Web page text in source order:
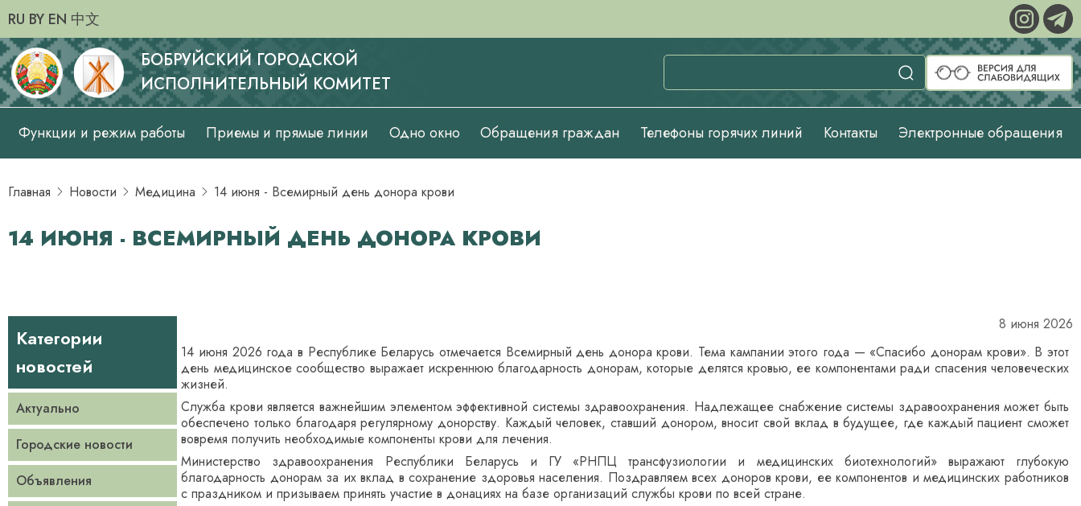
RU BY EN 中文
БОБРУЙСКИЙ ГОРОДСКОЙ
ИСПОЛНИТЕЛЬНЫЙ КОМИТЕТ
Основная
навигация
Функции и режим работы Приемы и прямые линии Одно окно Обращения граждан Телефоны горячих линий Контакты Электронные обращения
Главная Новости Медицина 14 июня - Всемирный день донора крови
14 ИЮНЯ - ВСЕМИРНЫЙ ДЕНЬ ДОНОРА КРОВИ
Категории
новостей
Актуально
Городские новости
Объявления
8 июня 2026
14 июня 2026 года в Республике Беларусь отмечается Всемирный день донора крови. Тема кампании этого года — «Спасибо донорам крови». В этот
день медицинское сообщество выражает искреннюю благодарность донорам, которые делятся кровью, ее компонентами ради спасения человеческих
жизней.
Служба крови является важнейшим элементом эффективной системы здравоохранения. Надлежащее снабжение системы здравоохранения может быть
обеспечено только благодаря регулярному донорству. Каждый человек, ставший донором, вносит свой вклад в будущее, где каждый пациент сможет
вовремя получить необходимые компоненты крови для лечения.
Министерство здравоохранения Республики Беларусь и ГУ «РНПЦ трансфузиологии и медицинских биотехнологий» выражают глубокую
благодарность донорам за их вклад в сохранение здоровья населения. Поздравляем всех доноров крови, ее компонентов и медицинских работников
с праздником и призываем принять участие в донациях на базе организаций службы крови по всей стране.